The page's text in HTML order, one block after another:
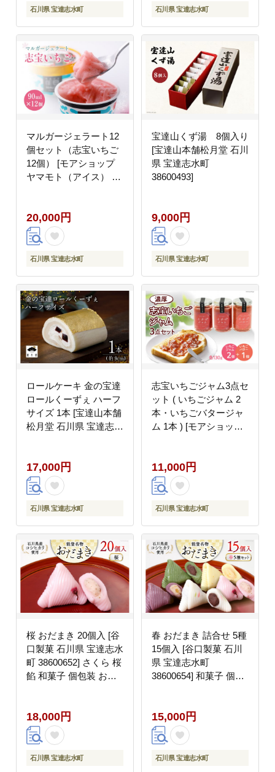
ルテンフリー 米粉クッ
石川県 宝達志水町 石川県 宝達志水町
マルガージェラート12
個セット（志宝いちご
12個） [モアショップ
ヤマモト（アイス） 石
20,000円
石川県 宝達志水町
宝達山くず湯 8個入り
[宝達山本舗松月堂 石川
県 宝達志水町
38600493]
9,000円
石川県 宝達志水町
ロールケーキ 金の宝達
ロールくーずぇ ハーフ
サイズ 1本 [宝達山本舗
松月堂 石川県 宝達志水
箔
17,000円
石川県 宝達志水町
志宝いちごジャム3点セ
ット ( いちごジャム 2
本・いちごバタージャ
ム 1本 ) [モアショップ
バター いちご イチゴ
苺 セット 砂糖不使用
11,000円
石川県 宝達志水町
桜 おだまき 20個入 [谷
口製菓 石川県 宝達志水
町 38600652] さくら 桜
餡 和菓子 個包装 お菓
銘菓
18,000円
石川県 宝達志水町
春 おだまき 詰合せ 5種
15個入 [谷口製菓 石川
県 宝達志水町
38600654] 和菓子 個包
任銘菓 銘菓
15,000円
石川県 宝達志水町